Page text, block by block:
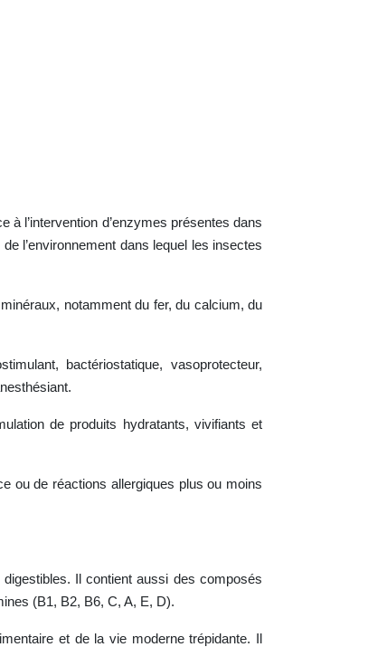
l’intervention d’enzymes présentes dans
l’environnement dans lequel les insectes
notamment du fer, du calcium, du
bactériostatique, vasoprotecteur,
de produits hydratants, vivifiants et
ou de réactions allergiques plus ou moins
Il contient aussi des composés
(B1, B2, B6, C, A, E, D).
et de la vie moderne trépidante. Il